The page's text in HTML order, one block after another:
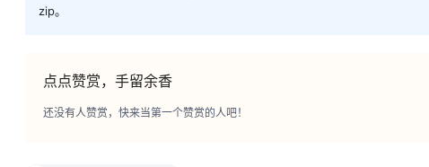
zip。
点点赞赏，手留余香
还没有人赞赏，快来当第一个赞赏的人吧！